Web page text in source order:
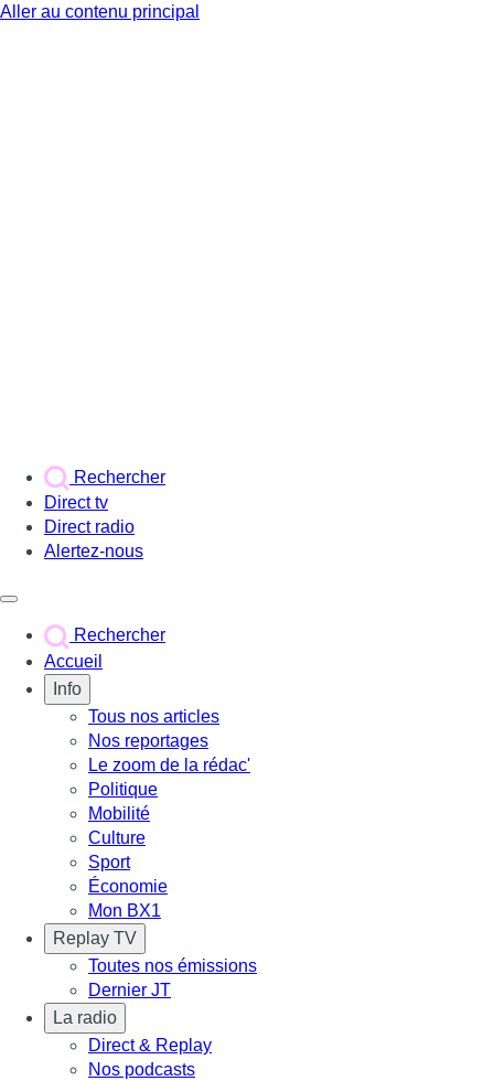
Aller au contenu principal
Rechercher
Direct tv
Direct radio
Alertez-nous
Rechercher
Accueil
Info
Tous nos articles
Nos reportages
Le zoom de la rédac'
Politique
Mobilité
Culture
Sport
Économie
Mon BX1
Replay TV
Toutes nos émissions
Dernier JT
La radio
Direct & Replay
Nos podcasts